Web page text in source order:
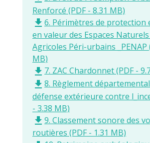
Renforcé (PDF - 8.31 MB)
file_download 6. Périmètres de protection
en valeur des Espaces
Agricoles Péri-urbains _PENAP
MB)
file_download 7. ZAC Chardonnet (PDF -
file_download 8. Règlement
défense extérieure contre
- 3.38 MB)
file_download 9. Classement sonore des
routières (PDF - 1.31 MB)